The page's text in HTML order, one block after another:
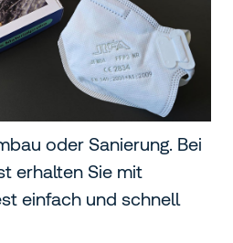
oder Sanierung. Bei
erhalten Sie mit
einfach und schnell